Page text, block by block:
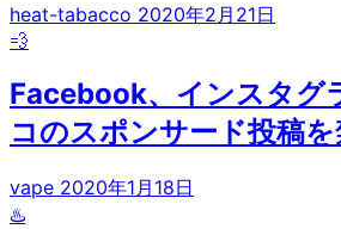
heat-tabacco 2020年2月21日
💨
Facebook、インスタグ
コのスポンサード投稿
vape 2020年1月18日
♨️